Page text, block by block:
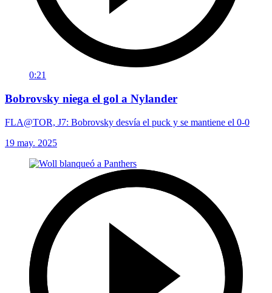
0:21
Bobrovsky niega el gol a Nylander
FLA@TOR, J7: Bobrovsky desvía el puck y se mantiene el 0-0
19 may. 2025